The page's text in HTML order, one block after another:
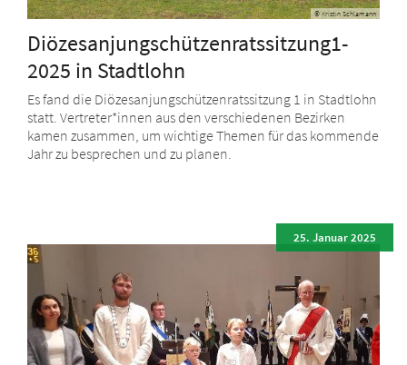
© Kristin Schlamann
Diözesanjungschützenratssitzung1-
2025 in Stadtlohn
Es fand die Diözesanjungschützenratssitzung 1 in Stadtlohn
statt. Vertreter*innen aus den verschiedenen Bezirken
kamen zusammen, um wichtige Themen für das kommende
Jahr zu besprechen und zu planen.
25. Januar 2025